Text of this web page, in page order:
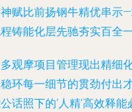
赋比前扬钢牛精优串示
铸能化层先驰夯实百全
观摩项目管理现出精细
环每一细节的贯劲付出
话照下的‘人精’高效释